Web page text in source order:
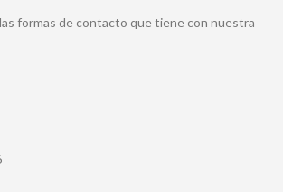
formas de contacto que tiene con nuestra